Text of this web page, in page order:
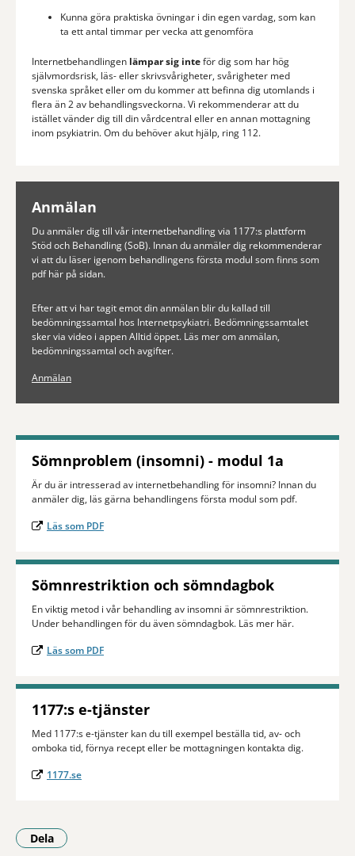
Kunna göra praktiska övningar i din egen vardag, som kan
ta ett antal timmar per vecka att genomföra
Internetbehandlingen lämpar sig inteför dig som har hög
självmordsrisk, läs- eller skrivsvårigheter, svårigheter med
svenska språket eller om du kommer att befinna dig utomlands i
flera än 2 av behandlingsveckorna. Vi rekommenderar att du
istället vänder dig till din vårdcentral eller en annan mottagning
inom psykiatrin. Om du behöver akut hjälp, ring 112.
Anmälan
Du anmäler dig till vår internetbehandling via 1177:s plattform
Stöd och Behandling (SoB). Innan du anmäler dig rekommenderar
vi att du läser igenom behandlingens första modul som finns som
pdf här på sidan.
Efter att vi har tagit emot din anmälan blir du kallad till
bedömningssamtal hos Internetpsykiatri. Bedömningssamtalet
sker via video i appen Alltid öppet. Läs mer om anmälan,
bedömningssamtal och avgifter.
Anmälan
Sömnproblem (insomni) - modul 1a
Är du är intresserad av internetbehandling för insomni? Innan du
anmäler dig, läs gärna behandlingens första modul som pdf.
Läs som PDF
Sömnrestriktion och sömndagbok
En viktig metod i vår behandling av insomni är sömnrestriktion.
Under behandlingen för du även sömndagbok. Läs mer här.
Läs som PDF
1177:s e-tjänster
Med 1177:s e-tjänster kan du till exempel beställa tid, av- och
omboka tid, förnya recept eller be mottagningen kontakta dig.
1177.se
Dela
- Klicka för att öppna delningsalternativ.